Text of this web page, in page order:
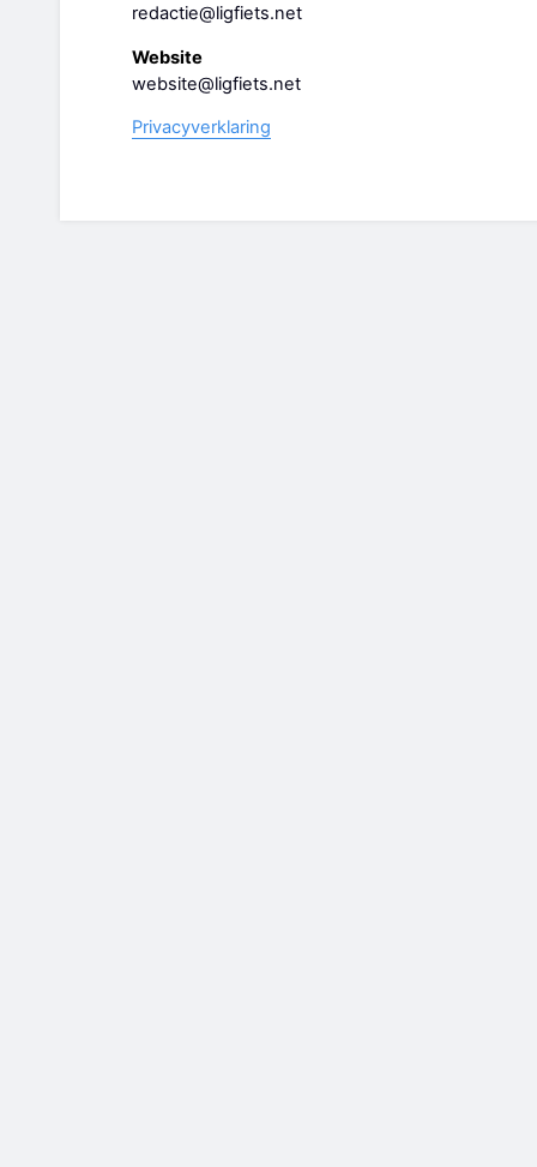
redactie@ligfiets.net
Website
website@ligfiets.net
Privacyverklaring